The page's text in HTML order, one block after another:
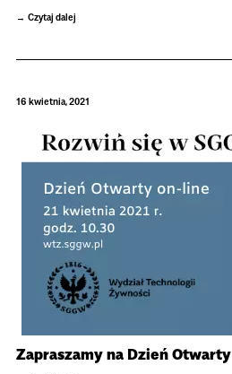
Czytaj dalej
16 kwietnia, 2021
Zapraszamy na Dzień Otwarty